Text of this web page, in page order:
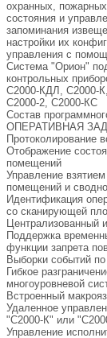
охранных,
состояния и
запоминания
настройки их
управления с
Система "Орион"
контрольных
С2000-КДЛ, С2000-
С2000-2, С2000-КС
Состав
ОПЕРАТИВНАЯ
Протоколирование
Отображение
помещений
Управление
помещений и
Идентификация
со сканирующей
Централизованный
Поддержка
функции запрета
Выборки событий
Гибкое
многоуровневой
Встроенный
Удаленное
"С2000-К" или
Управление